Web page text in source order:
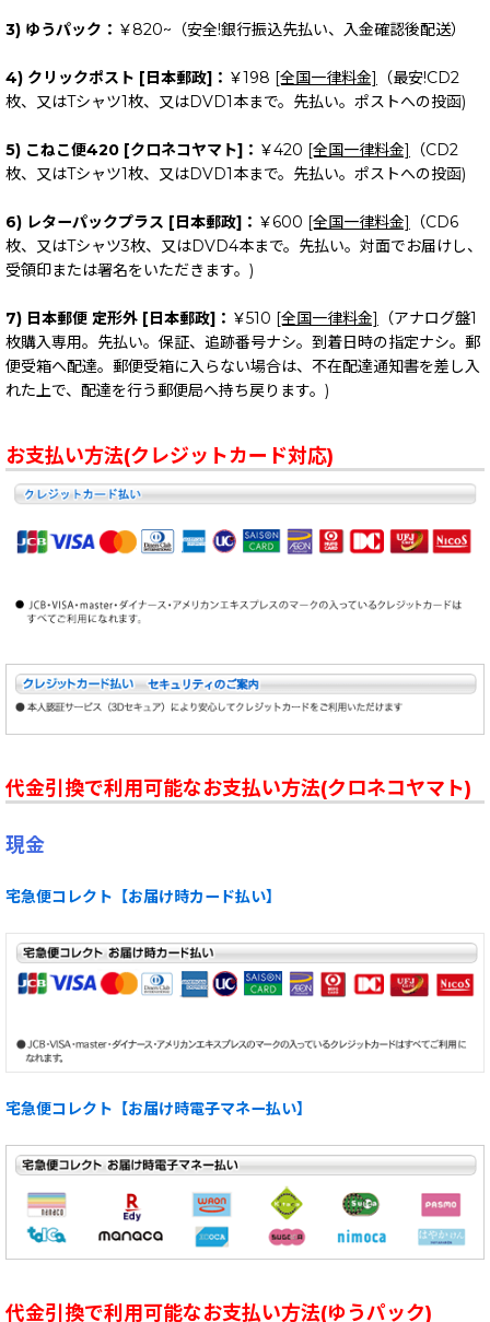
3) ゆうパック： ￥820~（安全!銀行振込先払い、入金確認後配送）
4) クリックポスト [日本郵政]： ￥198 [全国一律料金]
（最安!CD2
枚、又はTシャツ1枚、又はDVD1本まで。先払い。ポストへの投函)
5) こねこ便420 [クロネコヤマト]： ￥420 [全国一律料金]
（CD2
枚、又はTシャツ1枚、又はDVD1本まで。先払い。ポストへの投函)
6) レターパックプラス [日本郵政]： ￥600 [全国一律料金]
（CD6
枚、又はTシャツ3枚、又はDVD4本まで。先払い。対面でお届けし、
受領印または署名をいただきます。)
7) 日本郵便 定形外 [日本郵政]： ￥510 [全国一律料金]
（アナログ盤1
枚購入専用。先払い。保証、追跡番号ナシ。到着日時の指定ナシ。郵
便受箱へ配達。郵便受箱に入らない場合は、不在配達通知書を差し入
れた上で、配達を行う郵便局へ持ち戻ります。)
お支払い方法(クレジットカード対応)
代金引換で利用可能なお支払い方法(クロネコヤマト)
現金
宅急便コレクト【お届け時カード払い】
宅急便コレクト【お届け時電子マネー払い】
代金引換で利用可能なお支払い方法(ゆうパック)